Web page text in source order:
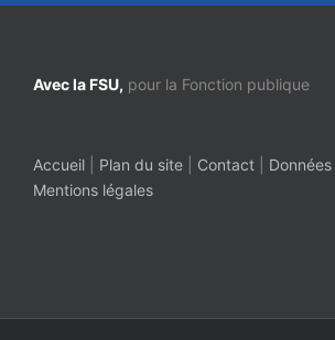
Avec la FSU, pour la Fonction publique
Accueil Plan du site Contact
Mentions légales